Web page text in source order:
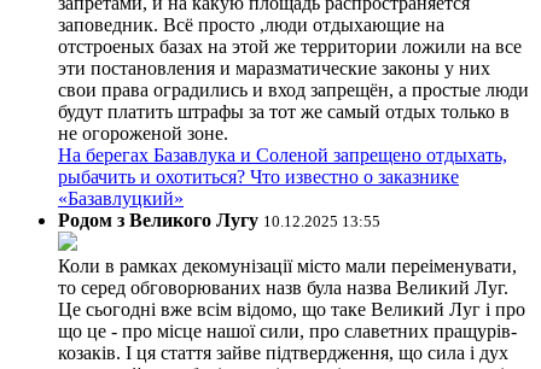
заповедник. Всё просто ,люди отдыхающие на
отстроеных базах на этой же территории ложили на все
эти постановления и маразматические законы у них
свои права оградились и вход запрещён, а простые люди
будут платить штрафы за тот же самый отдых только в
не огороженой зоне.
На берегах Базавлука и Соленой запрещено отдыхать,
рыбачить и охотиться? Что известно о заказнике
«Базавлуцкий»
Родом з Великого Лугу 10.12.2025 13:55
Коли в рамках декомунізації місто мали переіменувати,
то серед обговорюваних назв була назва Великий Луг.
Це сьогодні вже всім відомо, що таке Великий Луг і про
що це - про місце нашої сили, про славетних пращурів-
козаків. І ця стаття зайве підтвердження, що сила і дух